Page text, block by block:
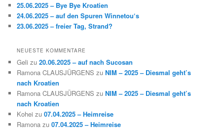
25.06.2025 – Bye Bye Kroatien
24.06.2025 – auf den Spuren Winnetou‘s
23.06.2025 – freier Tag, Strand?
NEUESTE KOMMENTARE
Geli zu20.06.2025 – auf nach Sucosan
Ramona CLAUSJÜRGENS zuNIM – 2025 – Diesmal geht’s
nach Kroatien
Ramona CLAUSJÜRGENS zuNIM – 2025 – Diesmal geht’s
nach Kroatien
Kohei zu07.04.2025 – Heimreise
Ramona zu07.04.2025 – Heimreise